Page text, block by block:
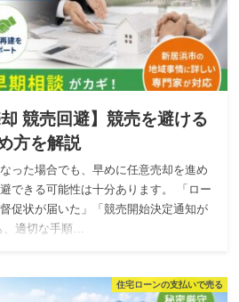
競売回避】競売を避ける
方を解説
った場合でも、早めに任意売却を進め
できる可能性は十分あります。 「ロー
促状が届いた」「競売開始決定通知が
適切な手順…
住宅ローンの支払いで売る